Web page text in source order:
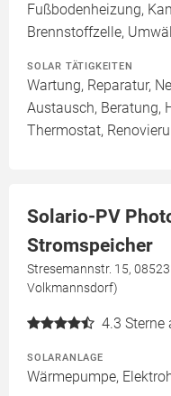
Fußbodenheizung,
Brennstoffzelle,
SOLAR TÄTIGKEITEN
Wartung, Reparatur,
Austausch, Beratung,
Thermostat,
Solario-PV
Stromspeicher
Stresemannstr. 15,
Volkmannsdorf)
4.3 Sterne
SOLARANLAGE
Wärmepumpe,